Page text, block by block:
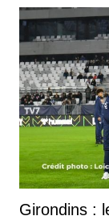
Girondins :